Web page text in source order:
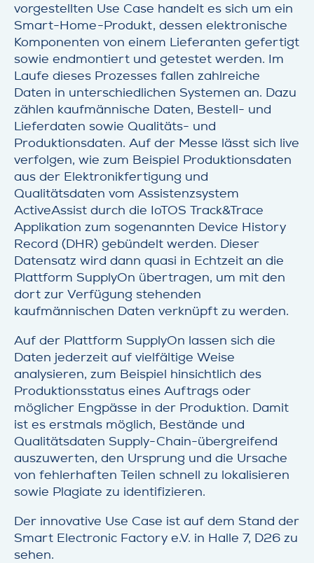
vorgestellten Use Case handelt es sich um ein
Smart-Home-Produkt, dessen elektronische
Komponenten von einem Lieferanten gefertigt
sowie endmontiert und getestet werden. Im
Laufe dieses Prozesses fallen zahlreiche
Daten in unterschiedlichen Systemen an. Dazu
zählen kaufmännische Daten, Bestell- und
Lieferdaten sowie Qualitäts- und
Produktionsdaten. Auf der Messe lässt sich live
verfolgen, wie zum Beispiel Produktionsdaten
aus der Elektronikfertigung und
Qualitätsdaten vom Assistenzsystem
ActiveAssist durch die IoTOS Track&Trace
Applikation zum sogenannten Device History
Record (DHR) gebündelt werden. Dieser
Datensatz wird dann quasi in Echtzeit an die
Plattform SupplyOn übertragen, um mit den
dort zur Verfügung stehenden
kaufmännischen Daten verknüpft zu werden.
Auf der Plattform SupplyOn lassen sich die
Daten jederzeit auf vielfältige Weise
analysieren, zum Beispiel hinsichtlich des
Produktionsstatus eines Auftrags oder
möglicher Engpässe in der Produktion. Damit
ist es erstmals möglich, Bestände und
Qualitätsdaten Supply-Chain-übergreifend
auszuwerten, den Ursprung und die Ursache
von fehlerhaften Teilen schnell zu lokalisieren
sowie Plagiate zu identifizieren.
Der innovative Use Case ist auf dem Stand der
Smart Electronic Factory e.V. in Halle 7, D26 zu
sehen.